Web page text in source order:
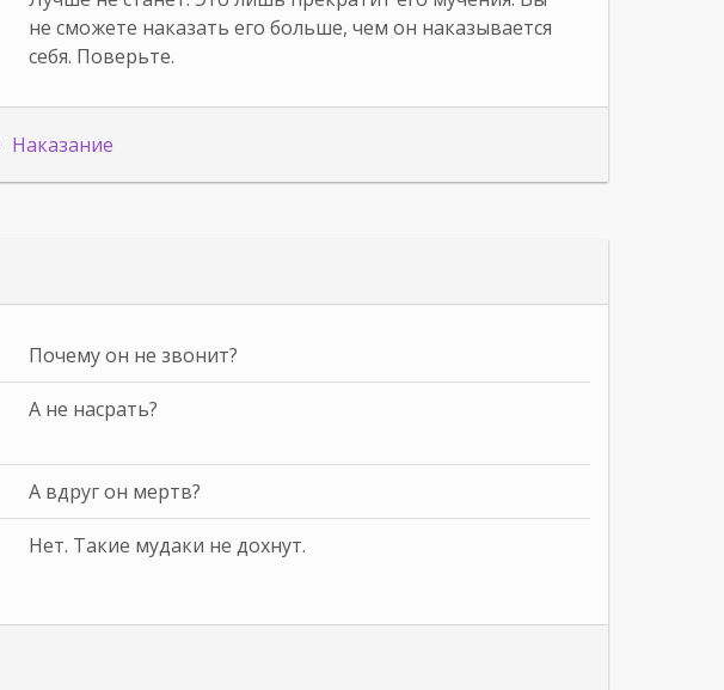
не сможете наказать его больше, чем он наказывается
себя. Поверьте.
Наказание
Почему он не звонит?
А не насрать?
А вдруг он мертв?
Нет. Такие мудаки не дохнут.